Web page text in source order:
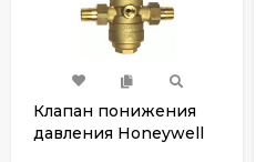
Клапан понижения
давления Honeywell